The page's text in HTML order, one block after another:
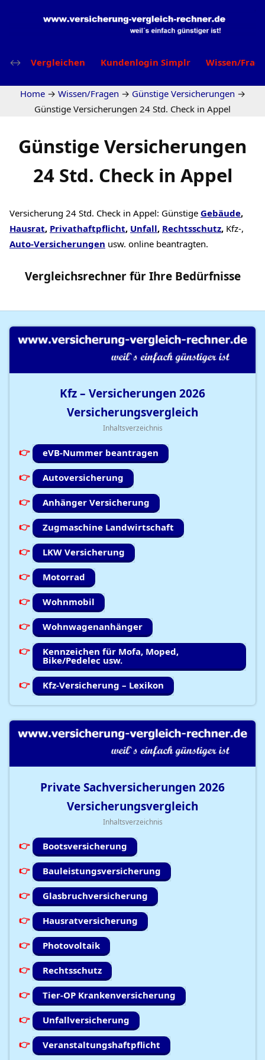
Vergleichen Kundenlogin Simplr Wissen/
Home → Wissen/Fragen → Günstige Versicherungen →
Günstige Versicherungen 24 Std. Check in Appel
Günstige Versicherungen
24 Std. Check in Appel
Versicherung 24 Std. Check in Appel: Günstige Gebäude,
Hausrat, Privathaftpflicht, Unfall, Rechtsschutz, Kfz-,
Auto-Versicherungen usw. online beantragten.
Vergleichsrechnerfür Ihre Bedürfnisse
Kfz – Versicherungen 2026
Versicherungsvergleich
Inhaltsverzeichnis
eVB-Nummer beantragen
Autoversicherung
Anhänger Versicherung
Zugmaschine Landwirtschaft
LKW Versicherung
Motorrad
Wohnmobil
Wohnwagenanhänger
Kennzeichen für Mofa, Moped,
Bike/Pedelec usw.
Kfz-Versicherung – Lexikon
Private Sachversicherungen 2026
Versicherungsvergleich
Inhaltsverzeichnis
Bootsversicherung
Bauleistungsversicherung
Glasbruchversicherung
Hausratversicherung
Photovoltaik
Rechtsschutz
Tier-OP Krankenversicherung
Unfallversicherung
Veranstaltungshaftpflicht